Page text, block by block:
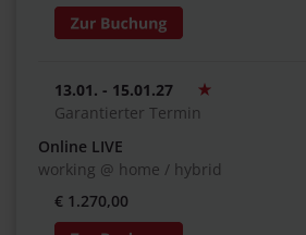
13.01. - 15.01.27
Garantierter Termin
Online LIVE
working @ home / hybrid
€ 1.270,00